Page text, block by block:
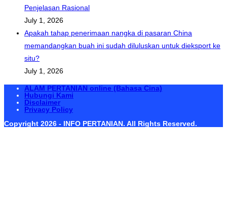
Penjelasan Rasional
July 1, 2026
Apakah tahap penerimaan nangka di pasaran China
memandangkan buah ini sudah diluluskan untuk dieksport ke
situ?
July 1, 2026
ALAM PERTANIAN online (Bahasa Cina)
Hubungi Kami
Disclaimer
Privacy Policy
Copyright 2026 - INFO PERTANIAN. All Rights Reserved.